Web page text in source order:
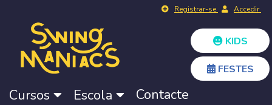
Registrar-se Accedir
KIDS
FESTES
Cursos Escola Contacte